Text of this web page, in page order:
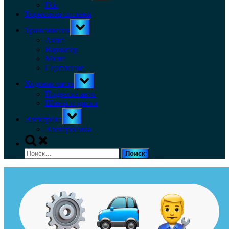
Гбо
Тормозная система
Трансмиссия
Toggle
sub-
Акпп
Вариатор
Мкпп
Сцепление
Ходовая часть
Toggle
sub-
menu
Подвеска авто
Шины и диски
Электрика
Toggle
sub-
menu
Электроника
Toggle
search
form
Найти: